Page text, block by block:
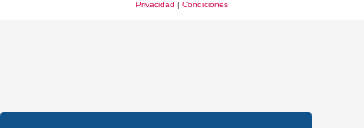
Privacidad | Condiciones